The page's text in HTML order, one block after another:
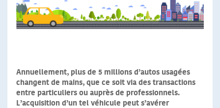
Annuellement, plus de 5 millions d’autos usagées
changent de mains, que ce soit via des transactions
entre particuliers ou auprès de professionnels.
L’acquisition d’un tel véhicule peut s’avérer